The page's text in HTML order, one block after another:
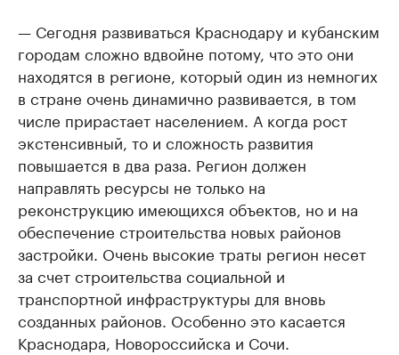
— Сегодня развиваться Краснодару и кубанским
городам сложно вдвойне потому, что это они
находятся в регионе, который один из немногих
в стране очень динамично развивается, в том
числе прирастает населением. А когда рост
экстенсивный, то и сложность развития
повышается в два раза. Регион должен
направлять ресурсы не только на
реконструкцию имеющихся объектов, но и на
обеспечение строительства новых районов
застройки. Очень высокие траты регион несет
за счет строительства социальной и
транспортной инфраструктуры для вновь
созданных районов. Особенно это касается
Краснодара, Новороссийска и Сочи.